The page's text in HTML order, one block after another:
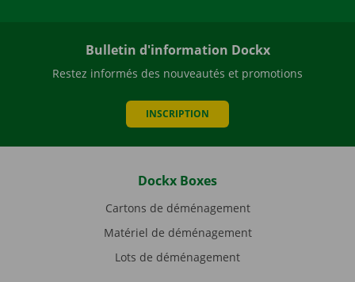
Bulletin d'information Dockx
Restez informés des nouveautés et promotions
INSCRIPTION
Dockx Boxes
Cartons de déménagement
Matériel de déménagement
Lots de déménagement